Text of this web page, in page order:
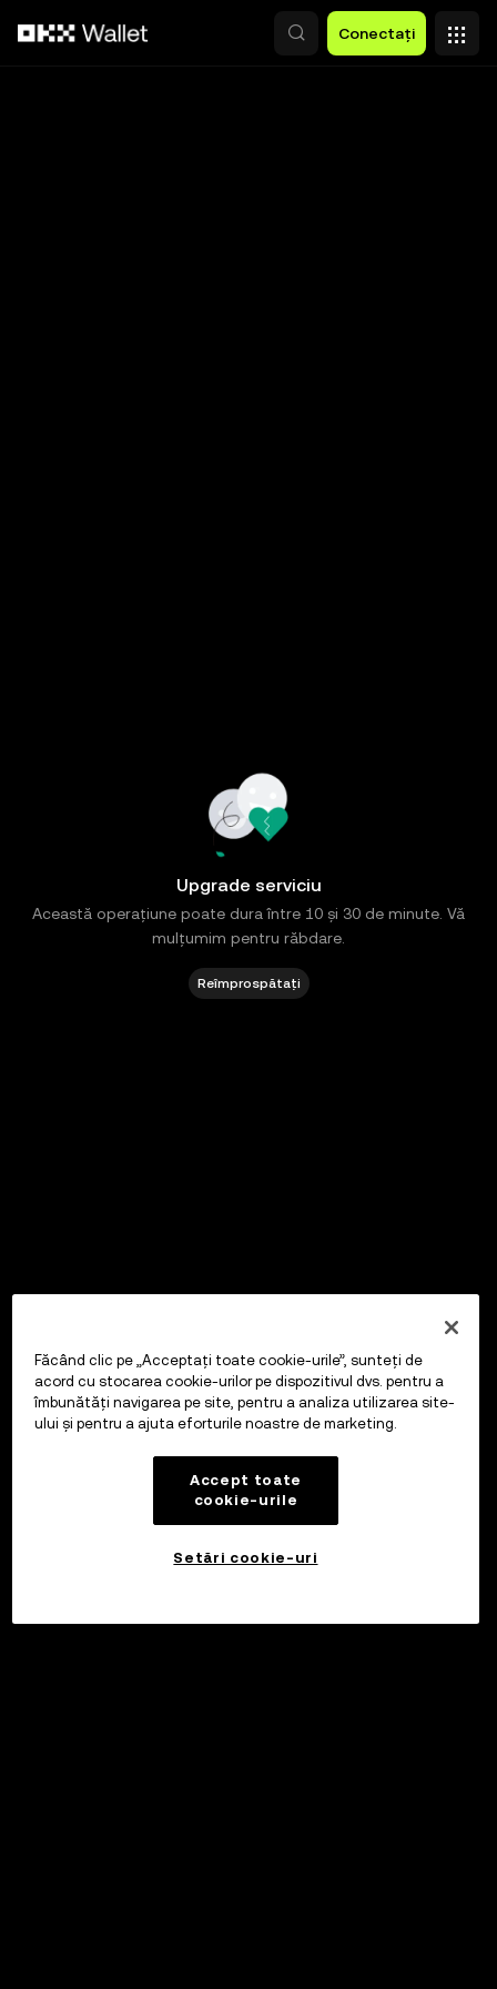
Conectați
Upgrade serviciu
Această operațiune poate dura între 10 și 30 de minute. Vă
mulțumim pentru răbdare.
Reîmprospătați
Făcând clic pe „Acceptați toate cookie-urile”, sunteți de
acord cu stocarea cookie-urilor pe dispozitivul dvs. pentru a
îmbunătăți navigarea pe site, pentru a analiza utilizarea site-
ului și pentru a ajuta eforturile noastre de marketing.
Accept toate
cookie-urile
Setări cookie-uri